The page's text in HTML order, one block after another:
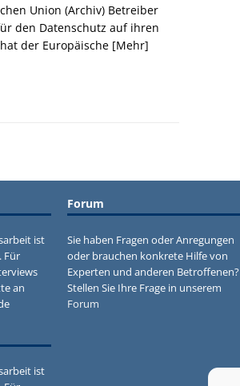
Union (Archiv) Betreiber
den Datenschutz auf ihren
der Europäische [Mehr]
ist
Für
an
ist
Forum
Sie haben Fragen oder Anregungen
oder brauchen konkrete Hilfe von
Experten und anderen Betroffenen?
Stellen Sie Ihre Frage in unserem
Forum